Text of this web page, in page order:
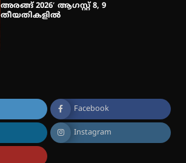
അരങ്ങ് 2026′ ആഗസ്റ്റ് 8, 9
തീയതികളിൽ
Facebook
Instagram